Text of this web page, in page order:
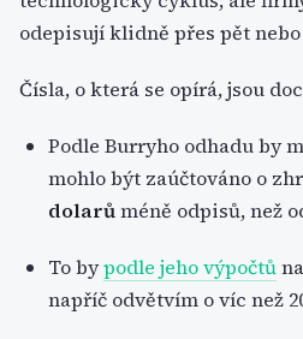
odepisují klidně přes pět nebo
Čísla, o která se opírá, jsou
Podle Burryho odhadu by
mohlo být zaúčtováno o
dolarůméně odpisů, než
To bypodle jeho výpočtů
napříč odvětvím o víc než